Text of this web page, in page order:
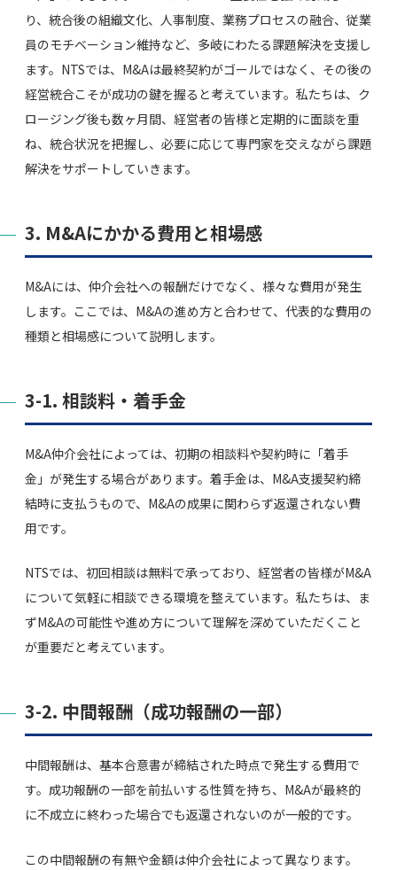
り、統合後の組織文化、人事制度、業務プロセスの融合、従業
員のモチベーション維持など、多岐にわたる課題解決を支援し
ます。NTSでは、M&Aは最終契約がゴールではなく、その後の
経営統合こそが成功の鍵を握ると考えています。私たちは、ク
ロージング後も数ヶ月間、経営者の皆様と定期的に面談を重
ね、統合状況を把握し、必要に応じて専門家を交えながら課題
解決をサポートしていきます。
3. M&Aにかかる費用と相場感
M&Aには、仲介会社への報酬だけでなく、様々な費用が発生
します。ここでは、M&Aの進め方と合わせて、代表的な費用の
種類と相場感について説明します。
3-1. 相談料・着手金
M&A仲介会社によっては、初期の相談料や契約時に「着手
金」が発生する場合があります。着手金は、M&A支援契約締
結時に支払うもので、M&Aの成果に関わらず返還されない費
用です。
NTSでは、初回相談は無料で承っており、経営者の皆様がM&A
について気軽に相談できる環境を整えています。私たちは、ま
ずM&Aの可能性や進め方について理解を深めていただくこと
が重要だと考えています。
3-2. 中間報酬（成功報酬の一部）
中間報酬は、基本合意書が締結された時点で発生する費用で
す。成功報酬の一部を前払いする性質を持ち、M&Aが最終的
に不成立に終わった場合でも返還されないのが一般的です。
この中間報酬の有無や金額は仲介会社によって異なります。